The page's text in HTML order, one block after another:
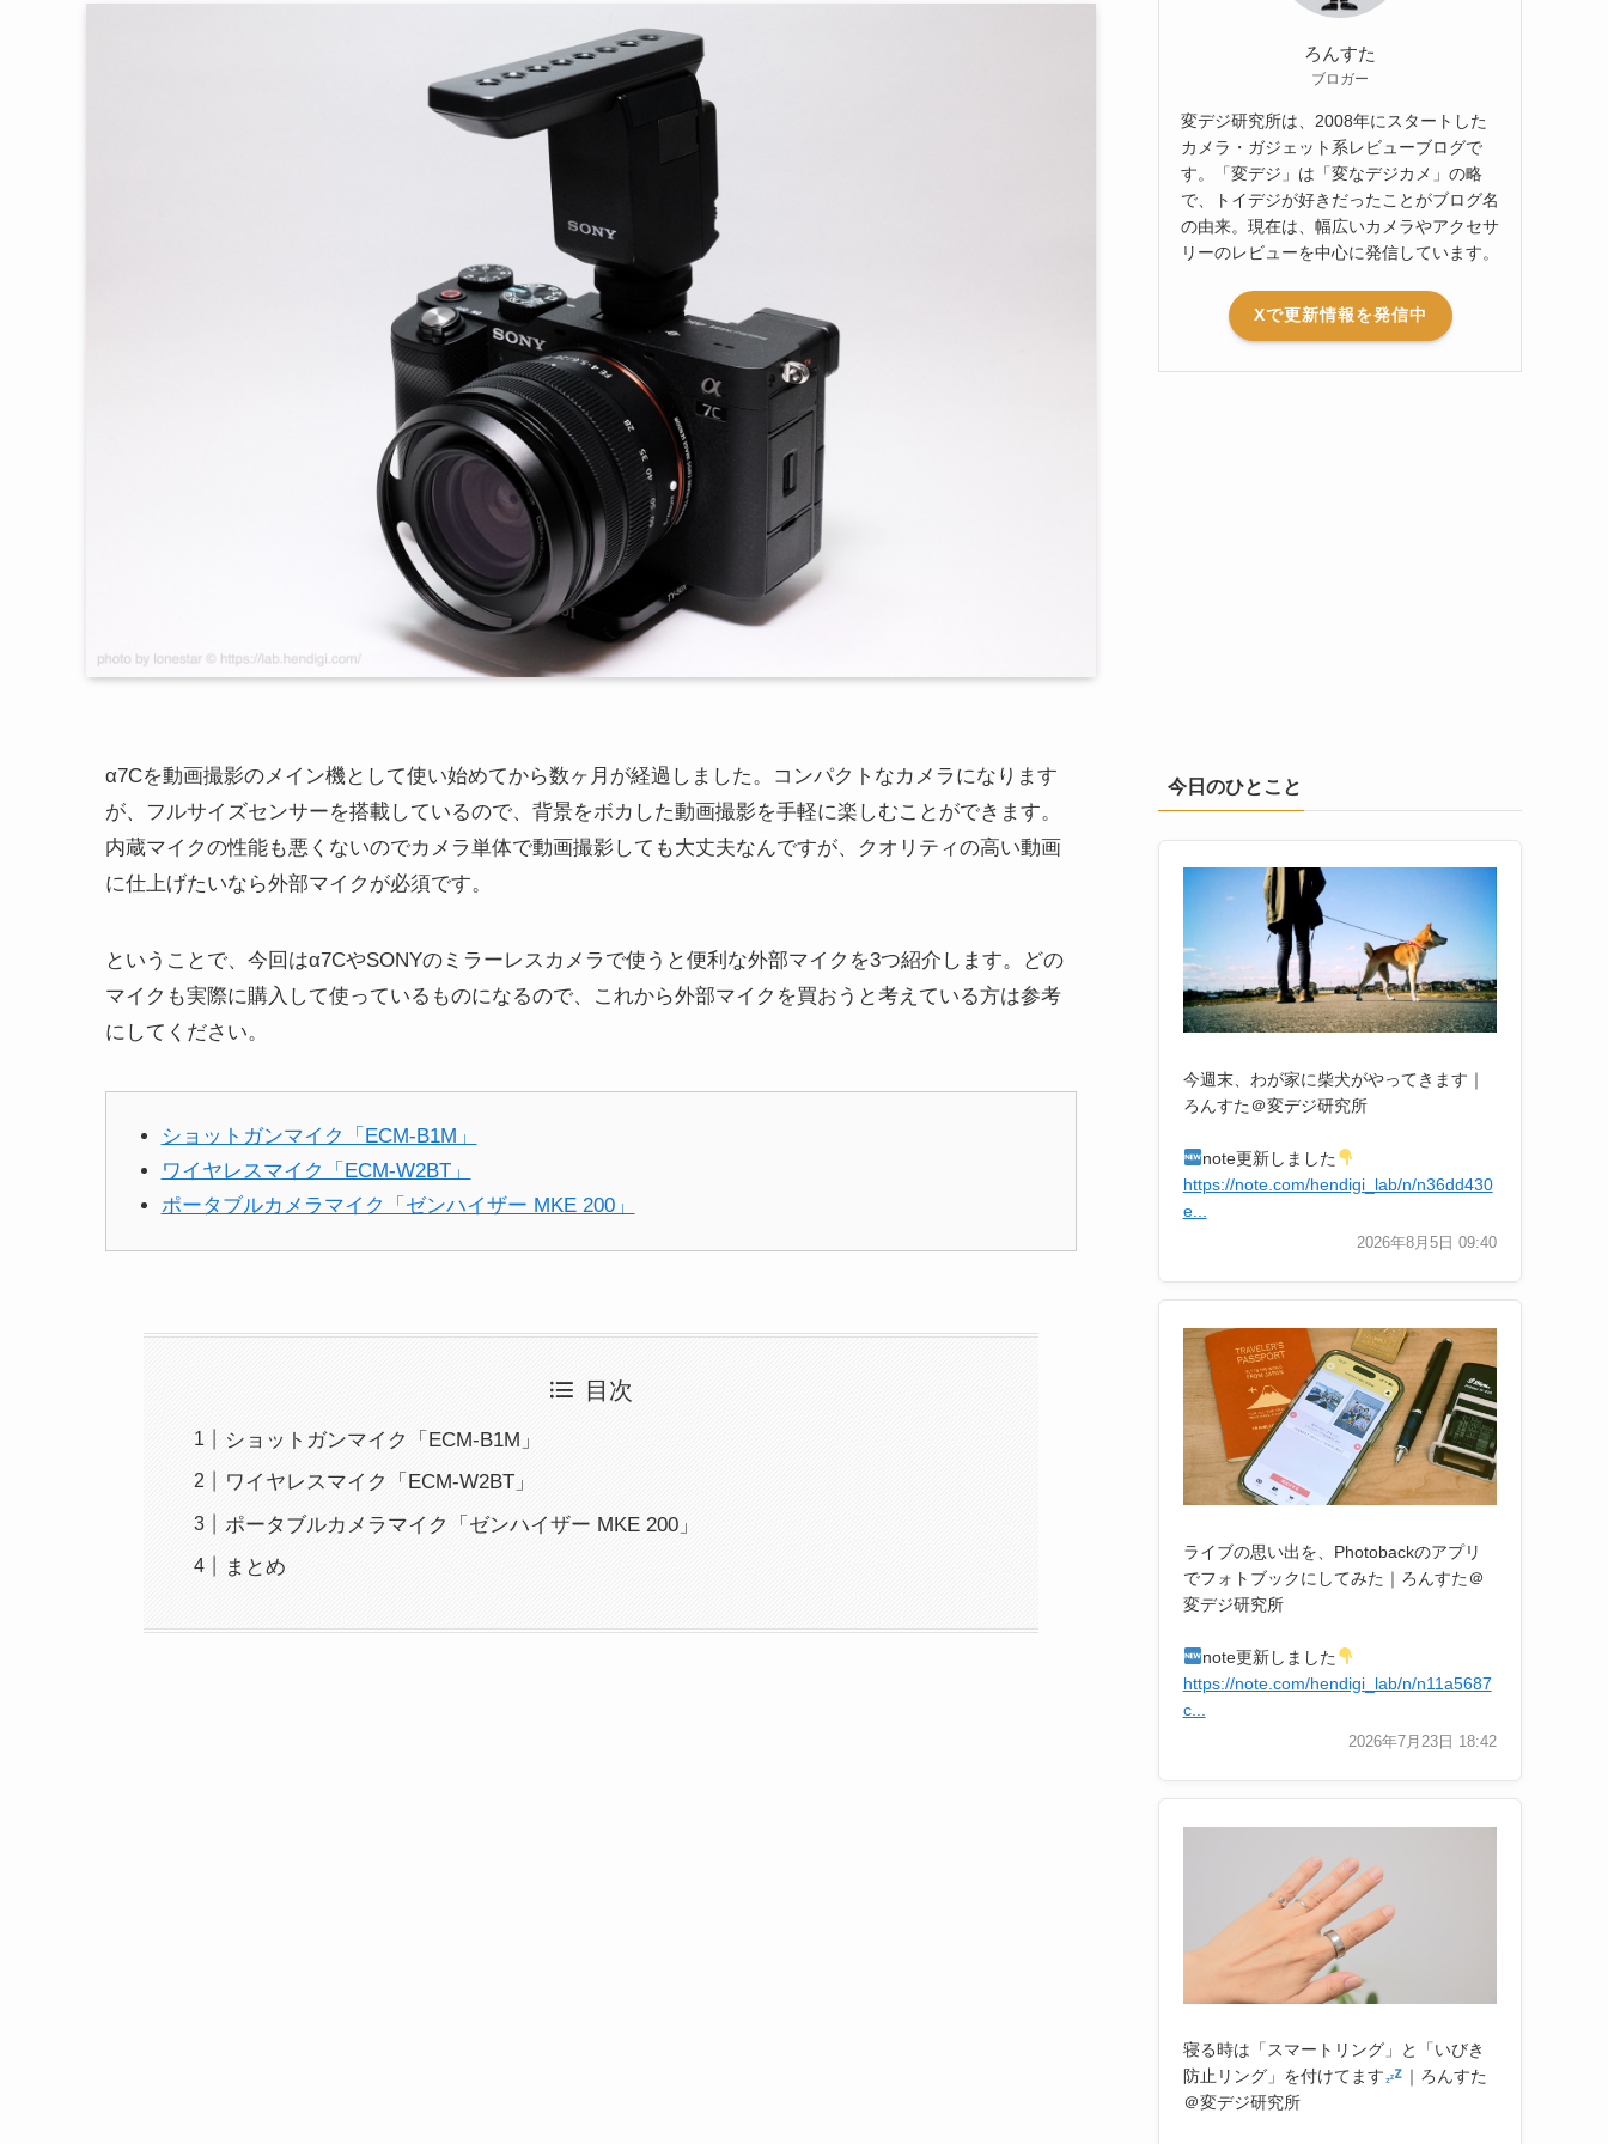
α7Cを動画撮影のメイン機として使い始めてから数ヶ月が経過しました。コンパクトなカメラになります
が、フルサイズセンサーを搭載しているので、背景をボカした動画撮影を手軽に楽しむことができます。
内蔵マイクの性能も悪くないのでカメラ単体で動画撮影しても大丈夫なんですが、クオリティの高い動画
に仕上げたいなら外部マイクが必須です。
ということで、今回はα7CやSONYのミラーレスカメラで使うと便利な外部マイクを3つ紹介します。どの
マイクも実際に購入して使っているものになるので、これから外部マイクを買おうと考えている方は参考
にしてください。
ショットガンマイク「ECM-B1M」
ワイヤレスマイク「ECM-W2BT」
ポータブルカメラマイク「ゼンハイザー MKE 200」
目次
ショットガンマイク「ECM-B1M」
ワイヤレスマイク「ECM-W2BT」
ポータブルカメラマイク「ゼンハイザー MKE 200」
まとめ
ろんすた
ブロガー
変デジ研究所は、2008年にスタートした
カメラ・ガジェット系レビューブログで
す。「変デジ」は「変なデジカメ」の略
で、トイデジが好きだったことがブログ名
の由来。現在は、幅広いカメラやアクセサ
リーのレビューを中心に発信しています。
Xで更新情報を発信中
今日のひとこと
今週末、わが家に柴犬がやってきます｜
ろんすた＠変デジ研究所
note更新しました
https://note.com/hendigi_lab/n/n36dd430
e...
2026年8月5日 09:40
ライブの思い出を、Photobackのアプリ
でフォトブックにしてみた｜ろんすた＠
変デジ研究所
note更新しました
https://note.com/hendigi_lab/n/n11a5687
c...
2026年7月23日 18:42
寝る時は「スマートリング」と「いびき
防止リング」を付けてます
｜ろんすた
＠変デジ研究所